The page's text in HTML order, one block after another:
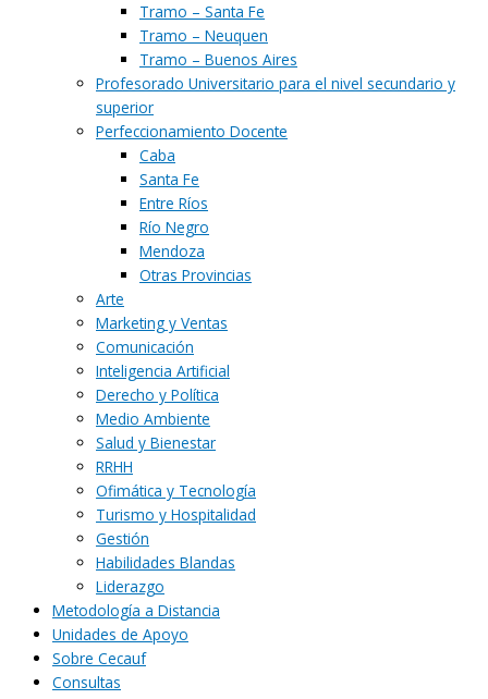
Tramo – Santa Fe
Tramo – Neuquen
Tramo – Buenos Aires
Profesorado Universitario para el nivel secundario y
superior
Perfeccionamiento Docente
Caba
Santa Fe
Entre Ríos
Río Negro
Mendoza
Otras Provincias
Arte
Marketing y Ventas
Comunicación
Inteligencia Artificial
Derecho y Política
Medio Ambiente
Salud y Bienestar
RRHH
Ofimática y Tecnología
Turismo y Hospitalidad
Gestión
Habilidades Blandas
Liderazgo
Metodología a Distancia
Unidades de Apoyo
Sobre Cecauf
Consultas